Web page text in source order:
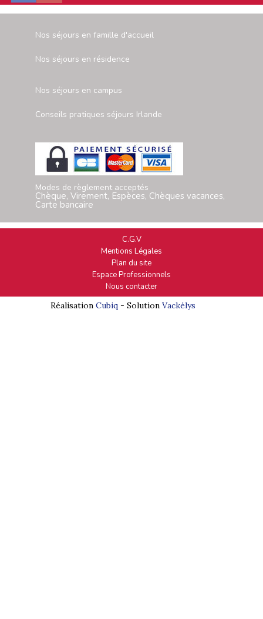
Nos séjours en famille d'accueil
Nos séjours en résidence
Nos séjours en campus
Conseils pratiques séjours Irlande
Modes de règlement acceptés
Chèque, Virement, Espèces, Chèques vacances,
Carte bancaire
C.G.V
Mentions Légales
Plan du site
Espace Professionnels
Nous contacter
Réalisation Cubiq- Solution Vackélys